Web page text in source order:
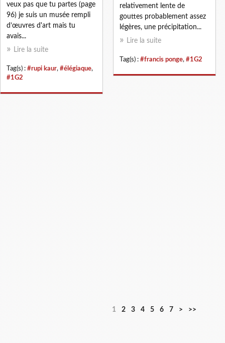
relativement lente de
gouttes probablement assez
légères, une précipitation...
Lire la suite
Tag(s) : #francis ponge, #1G2
veux pas que tu partes (page
96) je suis un musée rempli
d’œuvres d'art mais tu
avais...
Lire la suite
Tag(s) : #rupi kaur, #élégiaque,
#1G2
1 2 3 4 5 6 7 > >>